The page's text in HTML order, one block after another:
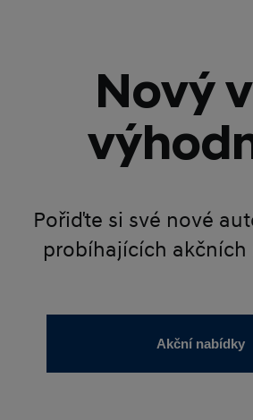
Nový
Pořiďte si své nové
probíhajících akčních
Akční nabídky